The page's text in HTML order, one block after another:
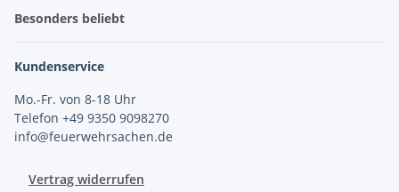
Besonders beliebt
Kundenservice
Mo.-Fr. von 8-18 Uhr
Telefon +49 9350 9098270
info@feuerwehrsachen.de
Vertrag widerrufen